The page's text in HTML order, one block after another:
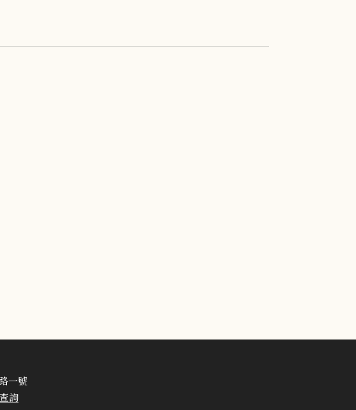
一號
詢